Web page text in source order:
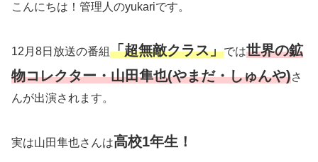
こんにちは！管理人のyukariです。
12月8日放送の番組「超無敵クラス」では世界の鉱
物コレクター・山田隼也(やまだ・しゅんや)さ
んが出演されます。
実は山田隼也さんは高校1年生！